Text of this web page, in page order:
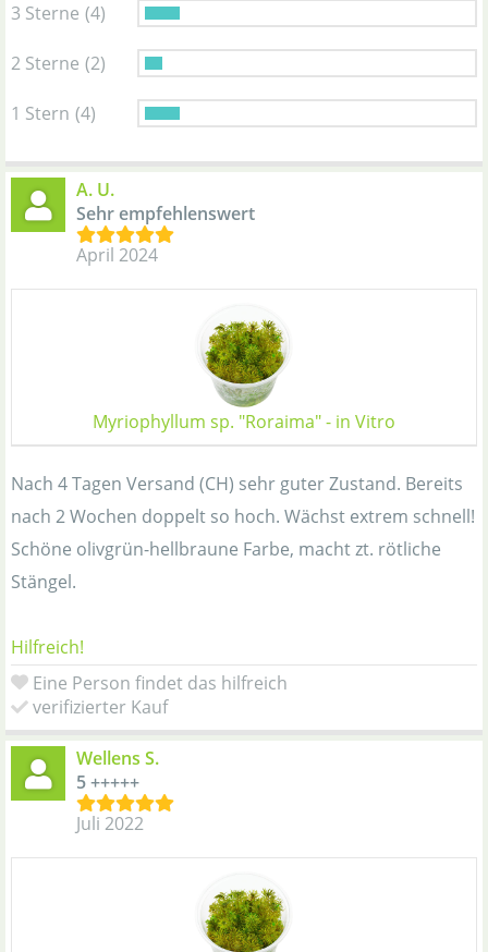
3 Sterne (4)
2 Sterne (2)
1 Stern (4)
A. U.
Sehr empfehlenswert
April 2024
Myriophyllum sp. "Roraima" - in Vitro
Nach 4 Tagen Versand (CH) sehr guter Zustand. Bereits
nach 2 Wochen doppelt so hoch. Wächst extrem schnell!
Schöne olivgrün-hellbraune Farbe, macht zt. rötliche
Stängel.
Hilfreich!
Eine Person findet das hilfreich
verifizierter Kauf
Wellens S.
5 +++++
Juli 2022